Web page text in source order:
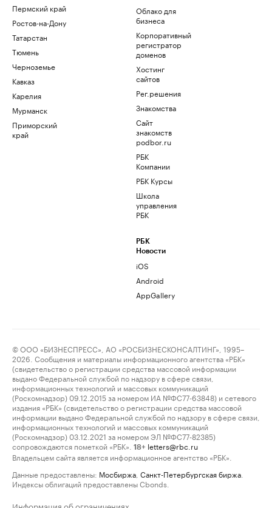
Пермский край
Ростов-на-Дону
Татарстан
Тюмень
Черноземье
Кавказ
Карелия
Мурманск
Приморский
край
Облако для
бизнеса
Корпоративный
регистратор
доменов
Хостинг
сайтов
Рег.решения
Знакомства
Сайт
знакомств
podbor.ru
РБК
Компании
РБК Курсы
Школа
управления
РБК
РБК
Новости
iOS
Android
AppGallery
© ООО «БИЗНЕСПРЕСС», АО «РОСБИЗНЕСКОНСАЛТИНГ», 1995–
2026. Сообщения и материалы информационного агентства «РБК»
(свидетельство о регистрации средства массовой информации
выдано Федеральной службой по надзору в сфере связи,
информационных технологий и массовых коммуникаций
(Роскомнадзор) 09.12.2015 за номером ИА №ФС77-63848) и сетевого
издания «РБК» (свидетельство о регистрации средства массовой
информации выдано Федеральной службой по надзору в сфере связи,
информационных технологий и массовых коммуникаций
(Роскомнадзор) 03.12.2021 за номером ЭЛ №ФС77-82385)
сопровождаются пометкой «РБК».
18+ letters@rbc.ru
Владельцем сайта является информационное агентство «РБК».
Данные предоставлены: Мосбиржа Санкт-Петербургская биржа
Индексы облигаций предоставлены Cbonds.
Информация об ограничениях